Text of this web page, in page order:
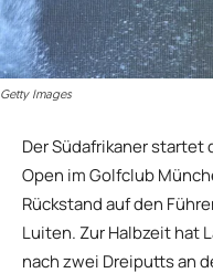
Getty Images
Der Südafrikaner startet
Open im Golfclub
Rückstand auf den
Luiten. Zur Halbzeit hat
nach zwei Dreiputts an